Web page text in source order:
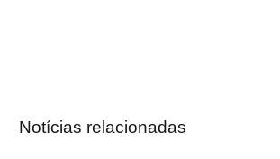
Notícias relacionadas